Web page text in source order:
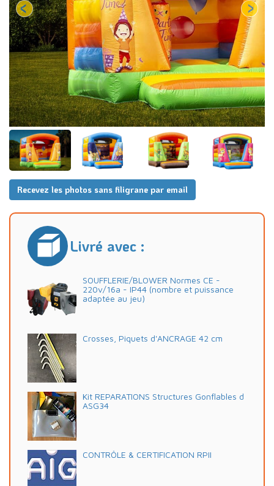
Recevez les photos sans filigrane par email
Livré avec :
SOUFFLERIE/BLOWER Normes CE -
220v/16a - IP44 (nombre et puissance
adaptée au jeu)
Crosses, Piquets d'ANCRAGE 42 cm
Kit REPARATIONS Structures Gonflables d
ASG34
CONTRÔLE & CERTIFICATION RPII